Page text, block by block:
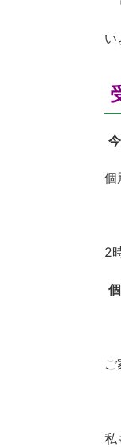
い
個
2
ご
私